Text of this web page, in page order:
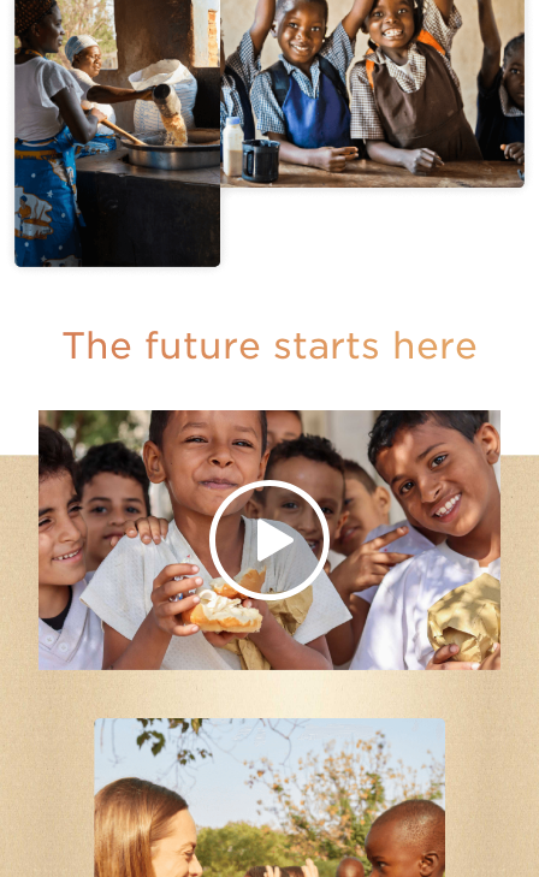
The future starts here